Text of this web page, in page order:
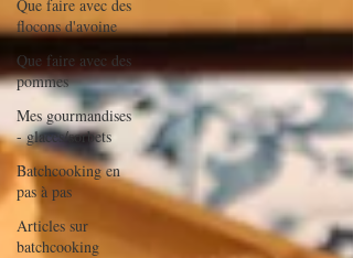
Que faire avec des
flocons d'avoine
Que faire avec des
pommes
Mes gourmandises
- glaces/sorbets
Batchcooking en
pas à pas
Articles sur
batchcooking